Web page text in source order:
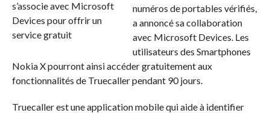
numéros de portables vérifiés,
a annoncé sa collaboration
avec Microsoft Devices. Les
utilisateurs des Smartphones
Nokia X pourront ainsi accéder gratuitement aux
fonctionnalités de Truecaller pendant 90 jours.
Truecaller est une application mobile qui aide à identifier